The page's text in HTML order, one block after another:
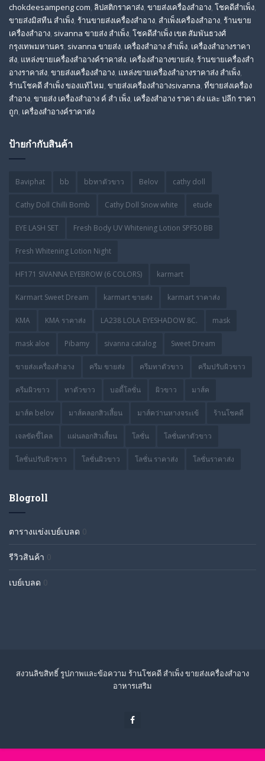
chokdeesampeng com, ลิปสติกราคาส่ง, ขายส่งเครื่องสำอาง, โชคดีสำเพ็ง,
ขายส่งมิสทีน สําเพ็ง, ร้านขายส่งเครื่องสำอาง, สําเพ็งเครื่องสําอาง, ร้านขาย
เครื่องสำอาง, sivanna ขายส่ง สําเพ็ง, โชคดีสำเพ็ง เขต สัมพันธวงศ์
กรุงเทพมหานคร, sivanna ขายส่ง, เครื่องสําอาง สําเพ็ง, เครื่องสําอางราคา
ส่ง, แหล่งขายเครื่องสําอางค์ราคาส่ง, เครื่องสําอางขายส่ง, ร้านขายเครื่องสํา
อางราคาส่ง, ขายส่งเครื่องสําอาง, แหล่งขายเครื่องสําอางราคาส่ง สําเพ็ง,
ร้านโชคดี สําเพ็ง ของแท้ไหม, ขายส่งเครื่องสําอางsivanna, ที่ขายส่งเครื่อง
สําอาง, ขายส่ง เครื่องสำอาง ค์ สำ เพ็ง, เครื่องสำอาง ราคา ส่ง และ ปลีก ราคา
ถูก, เครื่องสำอางค์ราคาส่ง
ป้ายกำกับสินค้า
Baviphat bb bbทาตัวขาว Belov cathy doll
Cathy Doll Chilli Bomb Cathy Doll Snow white etude
EYE LASH SET Fresh Body UV Whitening Lotion SPF50 BB
Fresh Whitening Lotion Night
HF171 SIVANNA EYEBROW (6 COLORS) karmart
Karmart Sweet Dream karmart ขายส่ง karmart ราคาส่ง
KMA KMA ราคาส่ง LA238 LOLA EYESHADOW 8C. mask
mask aloe Pibamy sivanna catalog Sweet Dream
ขายส่งเครื่องสำอาง ครีม ขายส่ง ครีมทาตัวขาว ครีมปรับผิวขาว
ครีมผิวขาว ทาตัวขาว บอดี้โลชั่น ผิวขาว มาส์ค
มาส์ค belov มาส์คลอกสิวเสี้ยน มาส์คว่านหางจระเข้ ร้านโชคดี
เจลขัดขี้ไคล แผ่นลอกสิวเสี้ยน โลชั่น โลชั่นทาตัวขาว
โลชั่นปรับผิวขาว โลชั่นผิวขาว โลชั่น ราคาส่ง โลชั่นราคาส่ง
Blogroll
ตารางแข่งเบย์เบลด 0
รีวิวสินค้า 0
เบย์เบลด 0
สงวนลิขสิทธิ์ รูปภาพและข้อความ ร้านโชคดี สำเพ็ง ขายส่งเครื่องสำอาง
อาหารเสริม